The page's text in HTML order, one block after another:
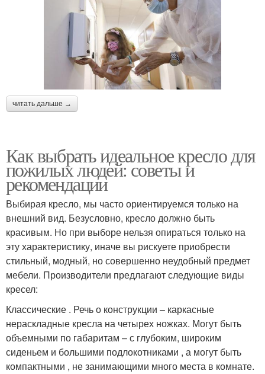
читать дальше →
Как выбрать идеальное кресло для
пожилых людей: советы и
рекомендации
Выбирая кресло, мы часто ориентируемся только на
внешний вид. Безусловно, кресло должно быть
красивым. Но при выборе нельзя опираться только на
эту характеристику, иначе вы рискуете приобрести
стильный, модный, но совершенно неудобный предмет
мебели. Производители предлагают следующие виды
кресел:
Классические . Речь о конструкции – каркасные
нераскладные кресла на четырех ножках. Могут быть
объемными по габаритам – с глубоким, широким
сиденьем и большими подлокотниками , а могут быть
компактными , не занимающими много места в комнате.